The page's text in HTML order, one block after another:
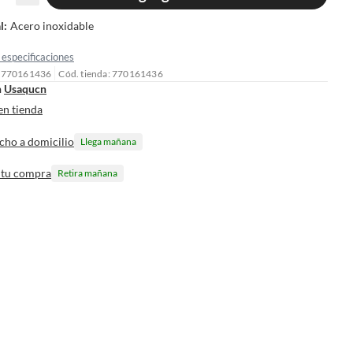
: Acero inoxidable
Cód. tienda: 770161436
Usaqucn
tienda
a domicilio Llega mañana
compra Retira mañana